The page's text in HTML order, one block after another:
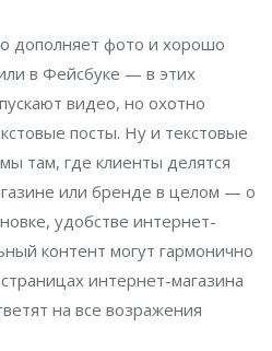
дополняет фото и хорошо
в Фейсбуке — в этих
видео, но охотно
посты. Ну и текстовые
там, где клиенты делятся
или бренде в целом — о
удобстве интернет-
контент могут гармонично
интернет-магазина
на все возражения